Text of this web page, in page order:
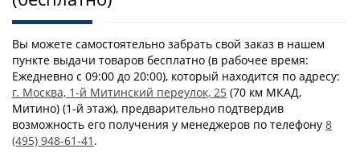
Вы можете самостоятельно забрать свой заказ в нашем
пункте выдачи товаров бесплатно (в рабочее время:
Ежедневно с 09:00 до 20:00), который находится по адресу:
г. Москва, 1-й Митинский переулок, 25 (70 км МКАД,
Митино) (1-й этаж), предварительно подтвердив
возможность его получения у менеджеров по телефону 8
(495) 948-61-41 .